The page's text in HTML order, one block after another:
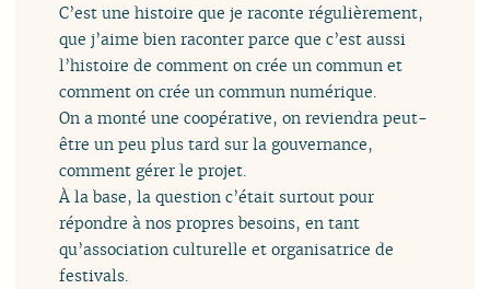
C’est une histoire que je raconte régulièrement,
que j’aime bien raconter parce que c’est aussi
l’histoire de comment on crée un commun et
comment on crée un commun numérique.
On a monté une coopérative, on reviendra peut-
être un peu plus tard sur la gouvernance,
comment gérer le projet.
À la base, la question c’était surtout pour
répondre à nos propres besoins, en tant
qu’association culturelle et organisatrice de
festivals.